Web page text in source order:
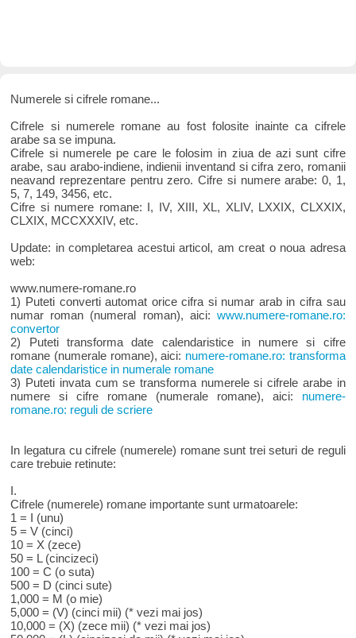
Numerele si cifrele romane...
Cifrele si numerele romane au fost folosite inainte ca cifrele
arabe sa se impuna.
Cifrele si numerele pe care le folosim in ziua de azi sunt cifre
arabe, sau arabo-indiene, indienii inventand si cifra zero, romanii
neavand reprezentare pentru zero. Cifre si numere arabe: 0, 1,
5, 7, 149, 3456, etc.
Cifre si numere romane: I, IV, XIII, XL, XLIV, LXXIX, CLXXIX,
CLXIX, MCCXXXIV, etc.
Update: in completarea acestui articol, am creat o noua adresa
web:
www.numere-romane.ro
1) Puteti converti automat orice cifra si numar arab in cifra sau
numar roman (numeral roman), aici: www.numere-romane.ro:
convertor
2) Puteti transforma date calendaristice in numere si cifre
romane (numerale romane), aici: numere-romane.ro: transforma
date calendaristice in numerale romane
3) Puteti invata cum se transforma numerele si cifrele arabe in
numere si cifre romane (numerale romane), aici: numere-
romane.ro: reguli de scriere
In legatura cu cifrele (numerele) romane sunt trei seturi de reguli
care trebuie retinute:
I.
Cifrele (numerele) romane importante sunt urmatoarele:
1 = I (unu)
5 = V (cinci)
10 = X (zece)
50 = L (cincizeci)
100 = C (o suta)
500 = D (cinci sute)
1,000 = M (o mie)
5,000 = (V) (cinci mii) (* vezi mai jos)
10,000 = (X) (zece mii) (* vezi mai jos)